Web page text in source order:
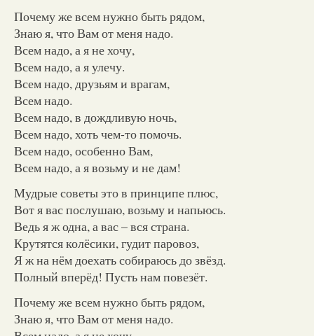
Почему же всем нужно быть рядом,
Знаю я, что Вам от меня надо.
Всем надо, а я не хочу,
Всем надо, а я улечу.
Всем надо, друзьям и врагам,
Всем надо.
Всем надо, в дождливую ночь,
Всем надо, хоть чем-то помочь.
Всем надо, особенно Вам,
Всем надо, а я возьму и не дам!
Мудрые советы это в принципе плюс,
Вот я вас послушаю, возьму и напьюсь.
Ведь я ж одна, а вас – вся страна.
Крутятся колёсики, гудит паровоз,
Я ж на нём доехать собираюсь до звёзд.
Полный вперёд! Пусть нам повезёт.
Почему же всем нужно быть рядом,
Знаю я, что Вам от меня надо.